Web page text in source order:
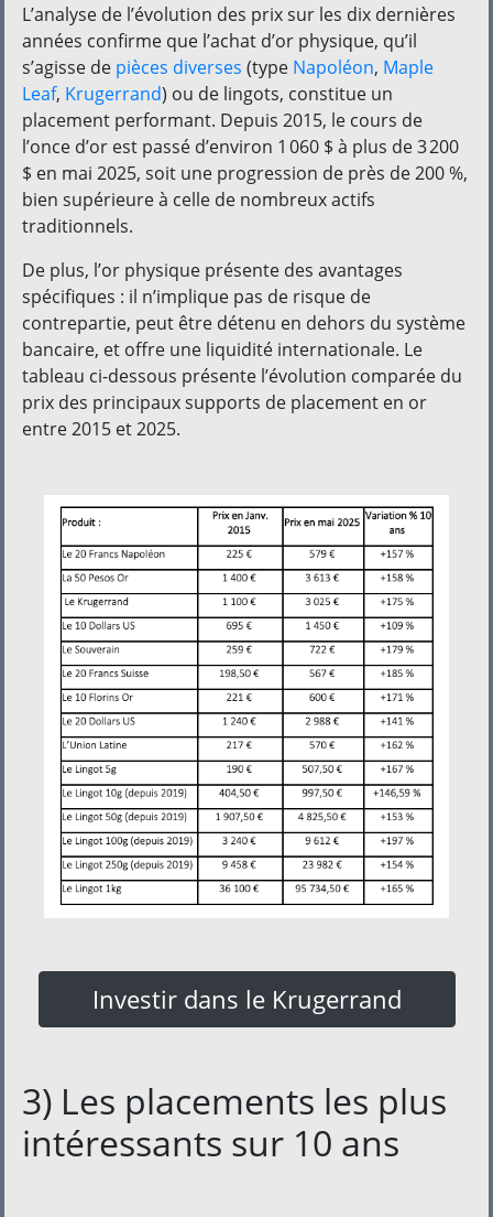
L’analyse de l’évolution des prix sur les dix dernières
années confirme que l’achat d’or physique, qu’il
s’agisse de pièces diverses (type Napoléon, Maple
Leaf, Krugerrand) ou de lingots, constitue un
placement performant. Depuis 2015, le cours de
l’once d’or est passé d’environ 1 060 $ à plus de 3 200
$ en mai 2025, soit une progression de près de 200 %,
bien supérieure à celle de nombreux actifs
traditionnels.
De plus, l’or physique présente des avantages
spécifiques : il n’implique pas de risque de
contrepartie, peut être détenu en dehors du système
bancaire, et offre une liquidité internationale. Le
tableau ci-dessous présente l’évolution comparée du
prix des principaux supports de placement en or
entre 2015 et 2025.
Investir dans le Krugerrand
3) Les placements les plus
intéressants sur 10 ans